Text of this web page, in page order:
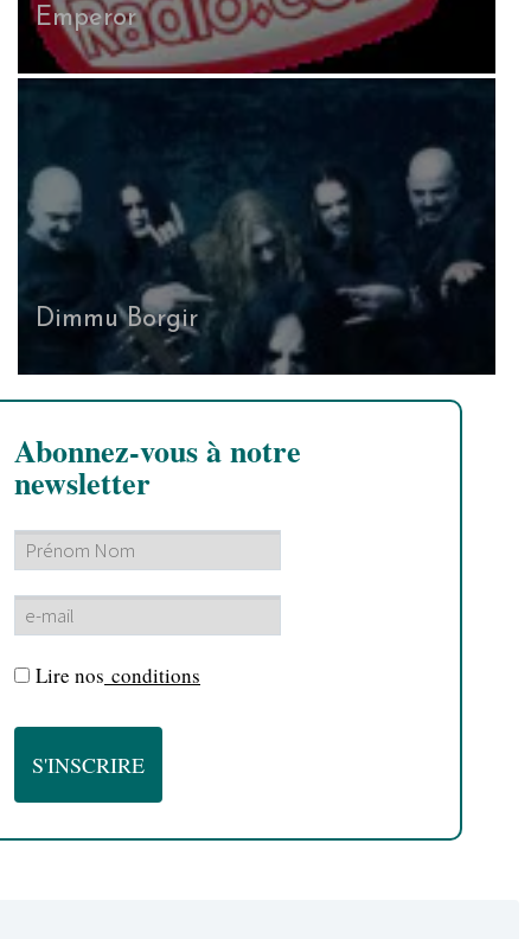
Emperor
Dimmu Borgir
Abonnez-vous à notre
newsletter
Lire nos conditions